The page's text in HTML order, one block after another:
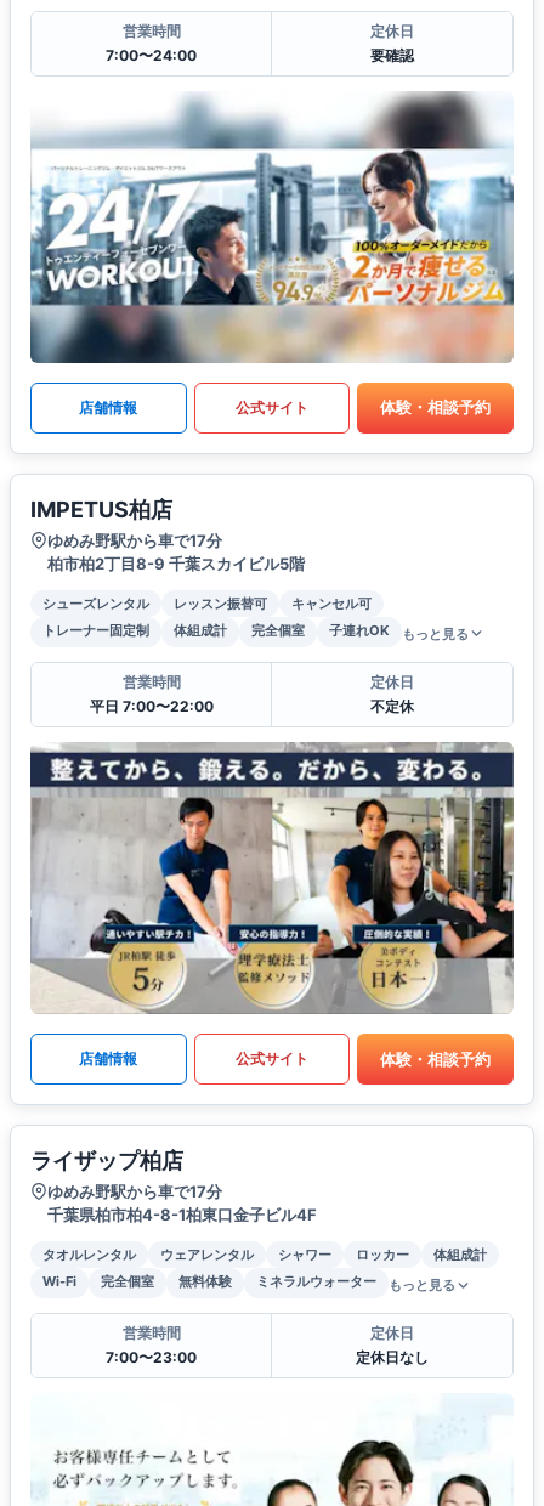
営業時間
7:00〜24:00
定休日
要確認
店舗情報 公式サイト 体験・相談予約
IMPETUS柏店
ゆめみ野駅から車で17分
柏市柏2丁目8-9 千葉スカイビル5階
シューズレンタル レッスン振替可
キャンセル可
トレーナー固定制
体組成計 完全個室 子連れOK もっと見る
営業時間
平日 7:00〜22:00
定休日
不定休
店舗情報 公式サイト 体験・相談予約
ライザップ柏店
ゆめみ野駅から車で17分
千葉県柏市柏4-8-1柏東口金子ビル4F
タオルレンタル ウェアレンタル シャワー ロッカー
体組成計
Wi-Fi
完全個室 無料体験 ミネラルウォーター もっと見る
営業時間
7:00〜23:00
定休日
定休日なし